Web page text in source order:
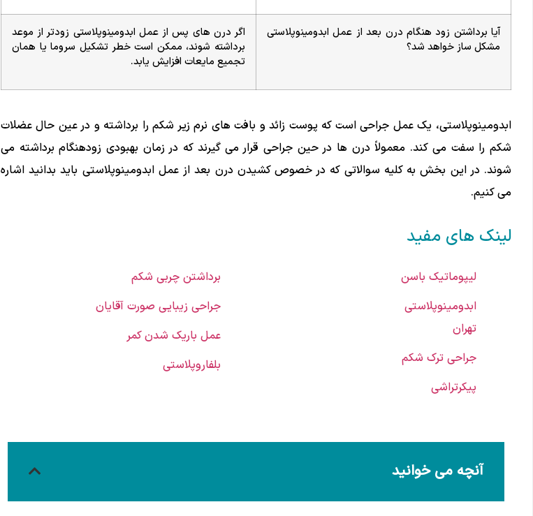
آیا برداشتن زود هنگام درن بعد از عمل ابدومینوپلاستی
مشکل ساز خواهد شد؟
اگر درن های پس از عمل ابدومینوپلاستی زودتر از موعد
برداشته شوند، ممکن است خطر تشکیل سروما یا همان
تجمیع مایعات افزایش یابد.
ابدومینوپلاستی، یک عمل جراحی است که پوست زائد و بافت های نرم زیر شکم را برداشته و در عین حال عضلات
شکم را سفت می کند. معمولاً درن ها در حین جراحی قرار می گیرند که در زمان بهبودی زودهنگام برداشته می
شوند. در این بخش به کلیه سوالاتی که در خصوص کشیدن درن بعد از عمل ابدومینوپلاستی باید بدانید اشاره
می کنیم.
لینک های مفید
لیپوماتیک باسن
ابدومینوپلاستی
تهران
جراحی ترک شکم
پیکرتراشی
برداشتن چربی شکم
جراحی زیبایی صورت آقایان
عمل باریک شدن کمر
بلفاروپلاستی
آنچه می خوانید